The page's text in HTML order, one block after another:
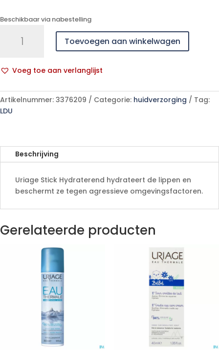
Beschikbaar via nabestelling
aantal
Toevoegen aan winkelwagen
Voeg toe aan verlanglijst
l
t
e
a
t
Artikelnummer: 3376209 Categorie: huidverzorging
Tag:
LDU
Beschrijving
Uriage Stick Hydraterend hydrateert de lippen en
beschermt ze tegen agressieve omgevingsfactoren.
Gerelateerde producten